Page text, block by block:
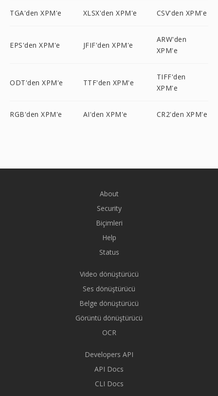
TGA'den XPM'e XLSX'den XPM'e CSV'den XPM'e
EPS'den XPM'e JFIF'den XPM'e
ARW'den
XPM'e
ODT'den XPM'e TTF'den XPM'e
TIFF'den
XPM'e
RGB'den XPM'e AI'den XPM'e CR2'den XPM'e
About
Security
Biçimleri
Help
Status
Video dönüştürücü
Ses dönüştürücü
Belge dönüştürücü
Görüntü dönüştürücü
OCR
Developers API
API Docs
CLI Docs